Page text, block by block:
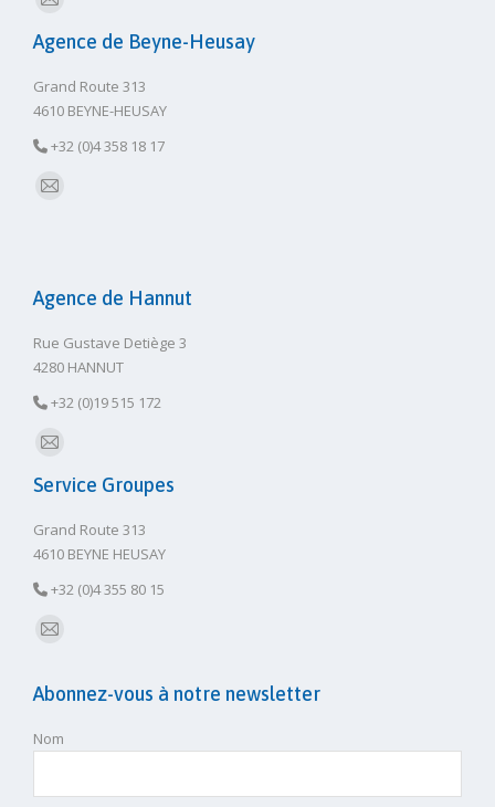
E-
mail
Agence de Beyne-Heusay
Grand Route 313
4610 BEYNE-HEUSAY
+32 (0)4 358 18 17
E-
Agence de Hannut
Rue Gustave Detiège 3
4280 HANNUT
+32 (0)19 515 172
E-
mail
Service Groupes
Grand Route 313
4610 BEYNE HEUSAY
+32 (0)4 355 80 15
E-
Abonnez-vous à notre newsletter
Nom